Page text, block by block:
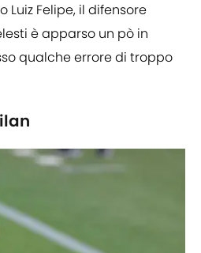
Luiz Felipe, il difensore
è apparso un pò in
qualche errore di troppo